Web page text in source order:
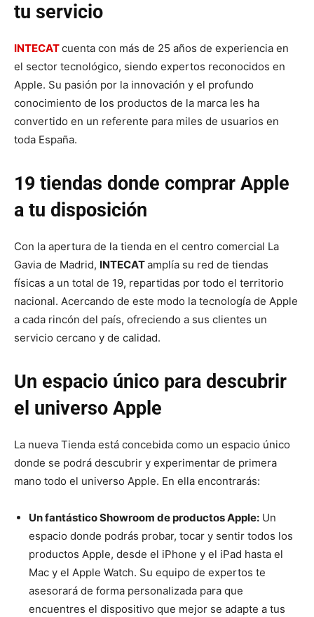
tu servicio
INTECATcuenta con más de 25 años de experiencia en
el sector tecnológico, siendo expertos reconocidos en
Apple. Su pasión por la innovación y el profundo
conocimiento de los productos de la marca les ha
convertido en un referente para miles de usuarios en
toda España.
19 tiendas donde comprar Apple
a tu disposición
Con la apertura de la tienda en el centro comercial La
Gavia de Madrid, INTECATamplía su red de tiendas
físicas a un total de 19, repartidas por todo el territorio
nacional. Acercando de este modo la tecnología de Apple
a cada rincón del país, ofreciendo a sus clientes un
servicio cercano y de calidad.
Un espacio único para descubrir
el universo Apple
La nueva Tienda está concebida como un espacio único
donde se podrá descubrir y experimentar de primera
mano todo el universo Apple. En ella encontrarás:
Un fantástico Showroom de productos Apple: Un
espacio donde podrás probar, tocar y sentir todos los
productos Apple, desde el iPhone y el iPad hasta el
Mac y el Apple Watch. Su equipo de expertos te
asesorará de forma personalizada para que
encuentres el dispositivo que mejor se adapte a tus